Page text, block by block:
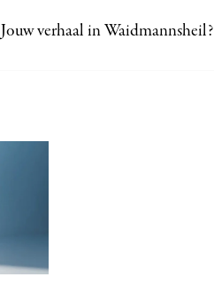
Jouw verhaal in Waidmannsheil?